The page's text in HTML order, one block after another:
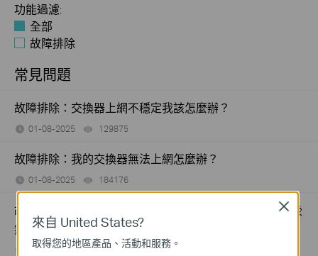
功能過濾:
全部
故障排除
常見問題
故障排除：交換器上網不穩定我該怎麼辦？
01-08-2025 129875
故障排除：我的交換器無法上網怎麼辦？
01-08-2025 184176
故障排除：為什麼我的 PoE 受電裝置連接到 PoE 交換器後
無法正常運作
09-23-2025 391218views
來自 United States?
取得您的地區產品、活動和服務。
Close